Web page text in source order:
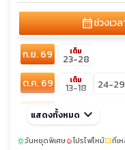
calendar_monthช่วงเว
ก.ย. 69 เต็ม
23-28
ต.ค. 69
เต็ม
13-18
24-29
ธ.ค. 69 04-09
แสดงทั้งหมด keyboard_arrow_down
sunnyวันหยุดพิเศษlocal_fire_departmentโปรไฟไหม้confirmation_numberที่เ